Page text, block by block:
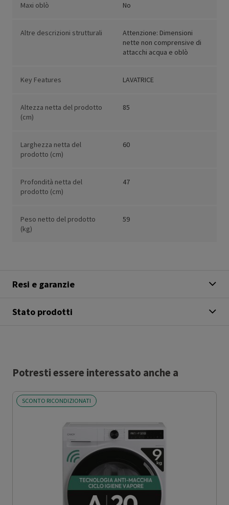
Maxi oblò No
Altre descrizioni strutturali
Attenzione: Dimensioni
nette non comprensive di
attacchi acqua e oblò
Key Features LAVATRICE
Altezza netta del prodotto
(cm)
85
Larghezza netta del
prodotto (cm)
60
Profondità netta del
prodotto (cm)
47
Peso netto del prodotto
(kg)
59
Resi e garanzie
Stato prodotti
Potresti essere interessato anche a
SCONTO RICONDIZIONATI